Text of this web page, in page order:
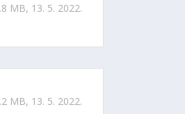
MB, 13. 5. 2022.
MB, 13. 5. 2022.